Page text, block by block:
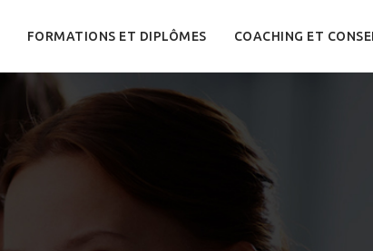
FORMATIONS ET DIPLÔMES COACHING ET